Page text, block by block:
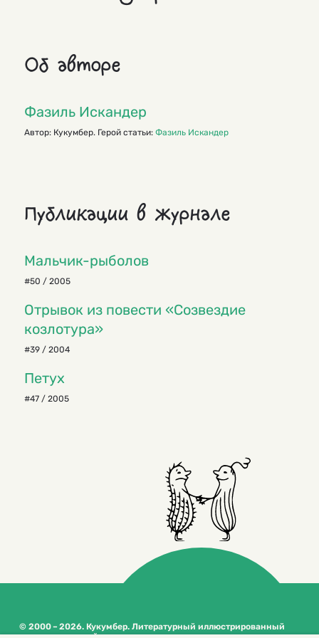
Об авторе
Фазиль Искандер
Автор: Кукумбер. Герой статьи: Фазиль Искандер
Публикации в журнале
Мальчик-рыболов
#50 / 2005
Отрывок из повести «Созвездие
козлотура»
#39 / 2004
Петух
#47 / 2005
© 2000 – 2026. Кукумбер. Литературный иллюстрированный